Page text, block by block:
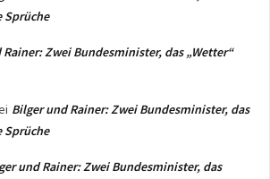
Sprüche
Zwei Bundesminister, das „Wetter“
Bilger und Rainer: Zwei Bundesminister, das
Sprüche
und Rainer: Zwei Bundesminister, das